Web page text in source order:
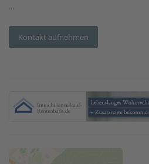
...
Kontakt aufnehmen